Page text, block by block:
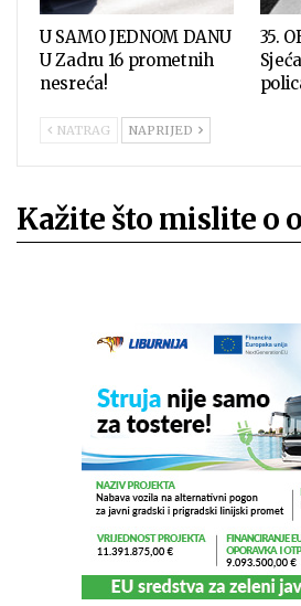
U SAMO JEDNOM DANU
U Zadru 16 prometnih
nesreća!
35.
NATRAG NAPRIJED
Kažite što mislite o